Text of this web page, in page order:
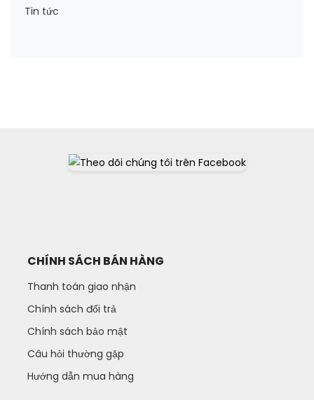
Tin tức
CHÍNH SÁCH BÁN HÀNG
Thanh toán giao nhận
Chính sách đổi trả
Chính sách bảo mật
Câu hỏi thường gặp
Hướng dẫn mua hàng